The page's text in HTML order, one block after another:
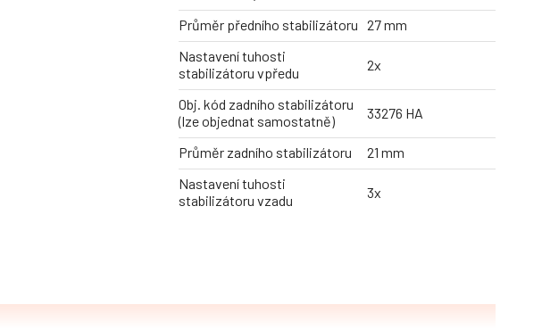
Průměr předního stabilizátoru 27 mm
Nastavení tuhosti
stabilizátoru vpředu
2x
Obj. kód zadního stabilizátoru
(lze objednat samostatně)
33276 HA
Průměr zadního stabilizátoru
21 mm
Nastavení tuhosti
stabilizátoru vzadu
3x